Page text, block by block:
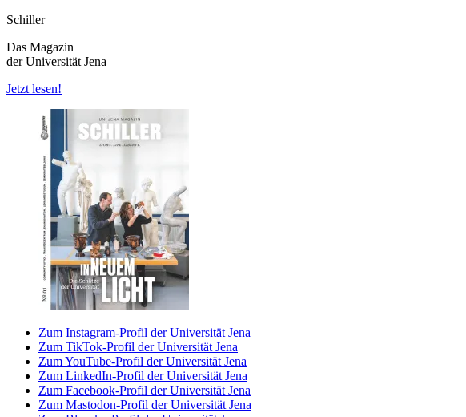
Schiller
Das Magazin
der Universität Jena
Jetzt lesen!
Zum Instagram-Profil der Universität Jena
Zum TikTok-Profil der Universität Jena
Zum YouTube-Profil der Universität Jena
Zum LinkedIn-Profil der Universität Jena
Zum Facebook-Profil der Universität Jena
Zum Mastodon-Profil der Universität Jena